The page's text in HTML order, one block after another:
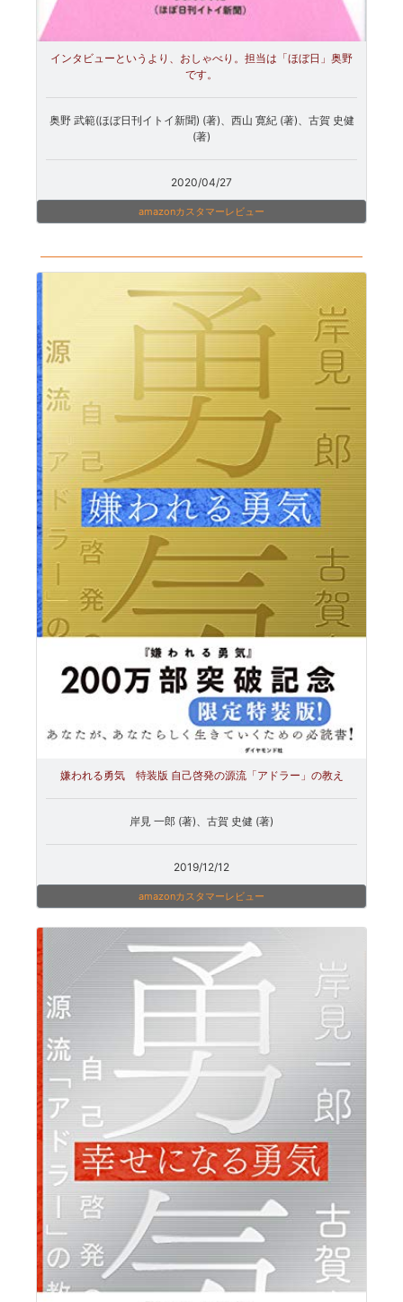
インタビューというより、おしゃべり。担当は「ほぼ日」奥野
です。
奥野 武範(ほぼ日刊イトイ新聞) (著)、西山 寛紀 (著)、古賀 史健
(著)
2020/04/27
amazonカスタマーレビュー
嫌われる勇気 特装版 自己啓発の源流「アドラー」の教え
岸見 一郎 (著)、古賀 史健 (著)
2019/12/12
amazonカスタマーレビュー